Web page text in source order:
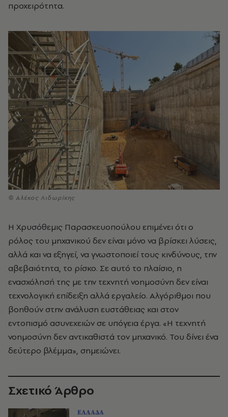
προχειρότητα.
© Αλέκος Λιδωρίκης
Η Χρυσόθεμις Παρασκευοπούλου επιμένει ότι ο
ρόλος του μηχανικού δεν είναι μόνο να βρίσκει λύσεις,
αλλά και να εξηγεί, να γνωστοποιεί τους κινδύνους, την
αβεβαιότητα, το ρίσκο. Σε αυτό το πλαίσιο, η
ενασχόλησή της με την τεχνητή νοημοσύνη δεν είναι
τεχνολογική επίδειξη αλλά εργαλείο. Αλγόριθμοι που
βοηθούν στην ανάλυση ευστάθειας και στον
εντοπισμό ασυνεχειών σε υπόγεια έργα. «Η τεχνητή
νοημοσύνη δεν αντικαθιστά τον μηχανικό. Του δίνει ένα
δεύτερο βλέμμα», σημειώνει.
Σχετικό Άρθρο
ΕΛΛΑΔΑ